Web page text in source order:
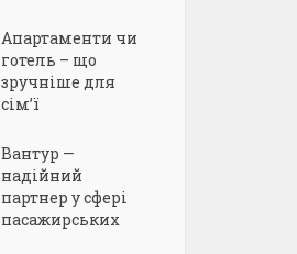
Апартаменти чи
готель – що
зручніше для
сім’ї
Вантур —
надійний
партнер у сфері
пасажирських